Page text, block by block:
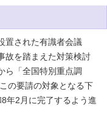
置された有識者会議
故を踏まえた対策検討
ら「全国特別重点調
の要請の対象となる下
年2月に完了するよう進